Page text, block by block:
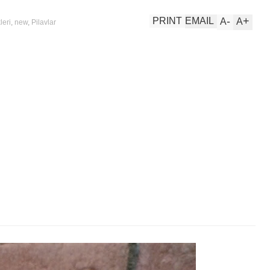
, new, Pilavlar A+
A-
EMAIL
PRINT